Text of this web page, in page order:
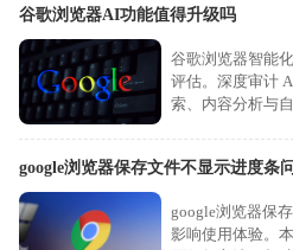
谷歌浏览器AI功能值得升级吗
谷歌浏览器智能
评估。深度审计
索、内容分析与
google浏览器保存文件不显示进度条
google浏览器保
影响使用体验。